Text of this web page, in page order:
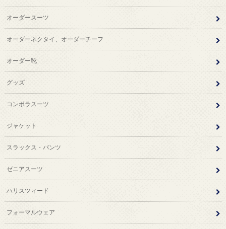
オーダースーツ
オーダーネクタイ、オーダーチーフ
オーダー靴
グッズ
コンポラスーツ
ジャケット
スラックス・パンツ
ゼニアスーツ
ハリスツィード
フォーマルウェア